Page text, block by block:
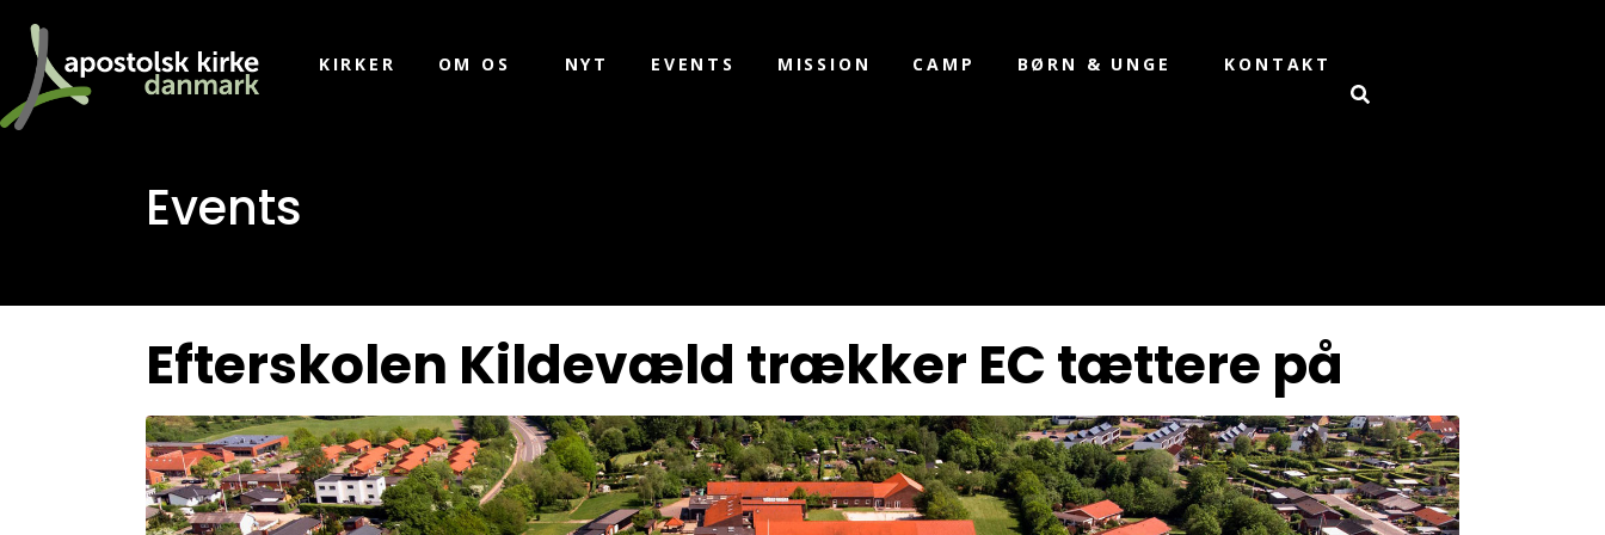
KIRKER OM OS NYT EVENTS MISSION CAMP BØRN & UNGE KONTAKT
Events
Efterskolen Kildevæld trækker EC tættere på